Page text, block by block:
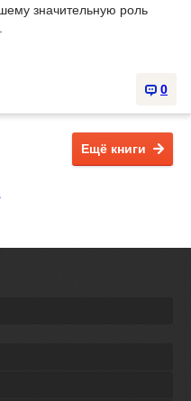
значительную роль
0
Ещё книги